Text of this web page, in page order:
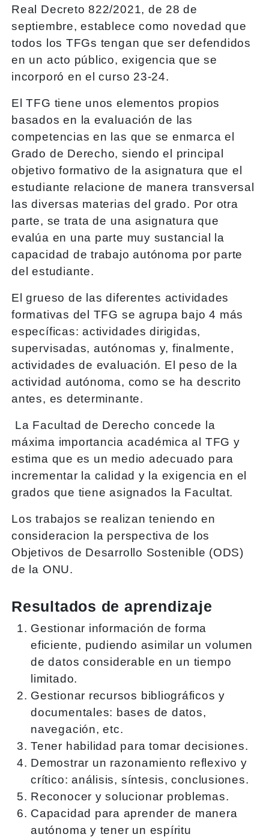
Real Decreto 822/2021, de 28 de
septiembre, establece como novedad que
todos los TFGs tengan que ser defendidos
en un acto público, exigencia que se
incorporó en el curso 23-24.
El TFG tiene unos elementos propios
basados en la evaluación de las
competencias en las que se enmarca el
Grado de Derecho, siendo el principal
objetivo formativo de la asignatura que el
estudiante relacione de manera transversal
las diversas materias del grado. Por otra
parte, se trata de una asignatura que
evalúa en una parte muy sustancial la
capacidad de trabajo autónoma por parte
del estudiante.
El grueso de las diferentes actividades
formativas del TFG se agrupa bajo 4 más
específicas: actividades dirigidas,
supervisadas, autónomas y, finalmente,
actividades de evaluación. El peso de la
actividad autónoma, como se ha descrito
antes, es determinante.
La Facultad de Derecho concede la
máxima importancia académica al TFG y
estima que es un medio adecuado para
incrementar la calidad y la exigencia en el
grados que tiene asignados la Facultat.
Los trabajos se realizan teniendo en
consideracion la perspectiva de los
Objetivos de Desarrollo Sostenible (ODS)
de la ONU.
Resultados de aprendizaje
Gestionar información de forma
eficiente, pudiendo asimilar un volumen
de datos considerable en un tiempo
limitado.
Gestionar recursos bibliográficos y
documentales: bases de datos,
navegación, etc.
Tener habilidad para tomar decisiones.
Demostrar un razonamiento reflexivo y
crítico: análisis, síntesis, conclusiones.
Reconocer y solucionar problemas.
Capacidad para aprender de manera
autónoma y tener un espíritu